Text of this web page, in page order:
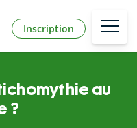
Inscription
au
?